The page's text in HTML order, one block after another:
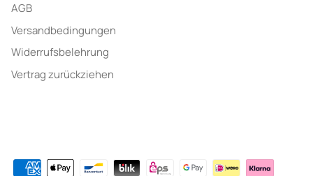
AGB
Versandbedingungen
Widerrufsbelehrung
Vertrag zurückziehen